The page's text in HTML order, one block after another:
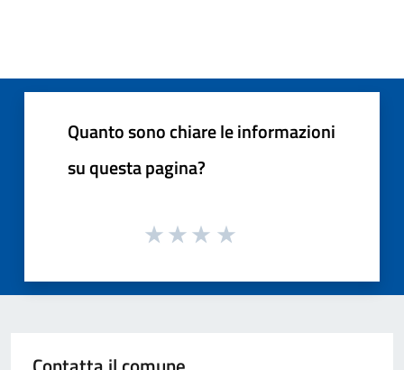
Quanto sono chiare le informazioni
su questa pagina?